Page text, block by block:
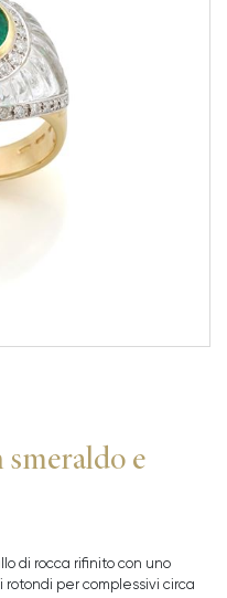
e
di rocca rifinito con uno
rotondi per complessivi circa